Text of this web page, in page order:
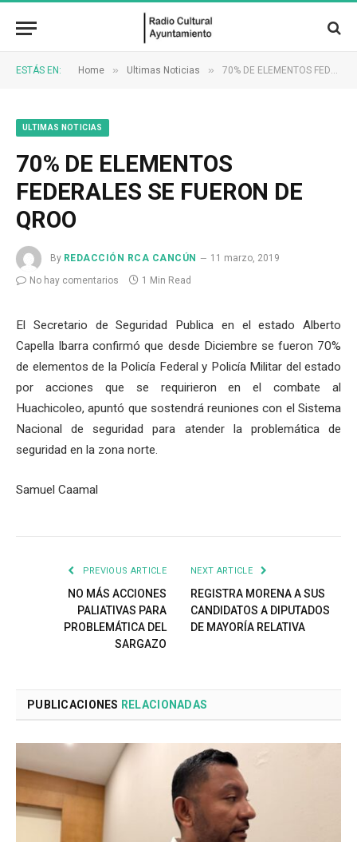
ESTÁS EN: Home » Ultimas Noticias » 70% DE ELEMENTOS FEDERALES SE FUERON DE QROO
ULTIMAS NOTICIAS
70% DE ELEMENTOS
FEDERALES SE FUERON DE
QROO
By REDACCIÓN RCA CANCÚN
11 marzo, 2019
No hay comentarios
1 Min Read
El Secretario de Seguridad Publica en el estado Alberto
Capella Ibarra confirmó que desde Diciembre se fueron 70%
de elementos de la Policía Federal y Policía Militar del estado
por acciones que se requirieron en el combate al
Huachicoleo, apuntó que sostendrá reuniones con el Sistema
Nacional de seguridad para atender la problemática de
seguridad en la zona norte.
Samuel Caamal
PREVIOUS ARTICLE
NO MÁS ACCIONES
PALIATIVAS PARA
PROBLEMÁTICA DEL
SARGAZO
NEXT ARTICLE
REGISTRA MORENA A SUS
CANDIDATOS A DIPUTADOS
DE MAYORÍA RELATIVA
PUBLICACIONES RELACIONADAS